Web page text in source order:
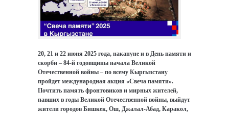
20, 21 и 22 июня 2025 года, накануне и в День памяти и
скорби – 84-й годовщины начала Великой
Отечественной войны – по всему Кыргызстану
пройдет международная акция «Свеча памяти».
Почтить память фронтовиков и мирных жителей,
павших в годы Великой Отечественной войны, выйдут
жители городов Бишкек, Ош, Джалал-Абад, Каракол,